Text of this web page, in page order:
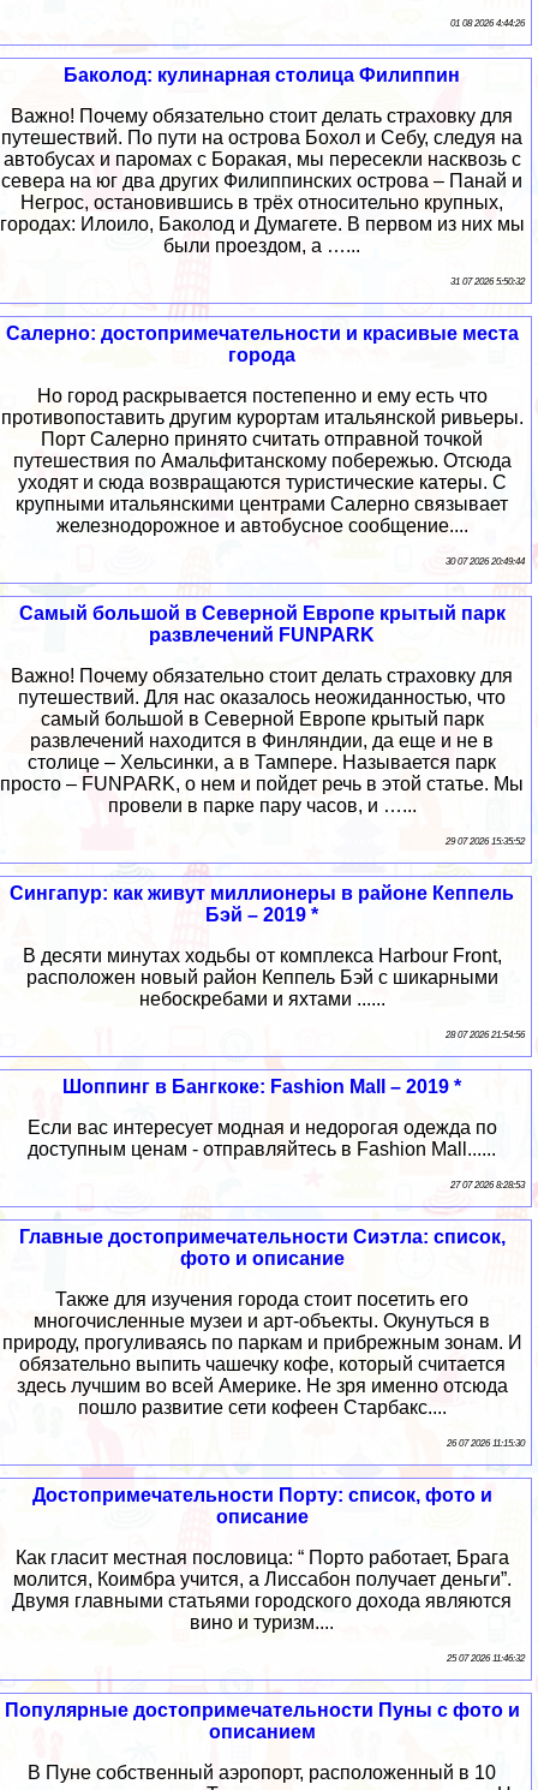
01 08 2026 4:44:26
Баколод: кулинарная столица Филиппин
Важно! Почему обязательно стоит делать страховку для
путешествий. По пути на острова Бохол и Себу, следуя на
автобусах и паромах с Боракая, мы пересекли насквозь с
севера на юг два других Филиппинских острова – Панай и
Негрос, остановившись в трёх относительно крупных,
городах: Илоило, Баколод и Думагете. В первом из них мы
были проездом, а …...
31 07 2026 5:50:32
Салерно: достопримечательности и красивые места
города
Но город раскрывается постепенно и ему есть что
противопоставить другим курортам итальянской ривьеры.
Порт Салерно принято считать отправной точкой
путешествия по Амальфитанскому побережью. Отсюда
уходят и сюда возвращаются туристические катеры. С
крупными итальянскими центрами Салерно связывает
железнодорожное и автобусное сообщение....
30 07 2026 20:49:44
Самый большой в Северной Европе крытый парк
развлечений FUNPARK
Важно! Почему обязательно стоит делать страховку для
путешествий. Для нас оказалось неожиданностью, что
самый большой в Северной Европе крытый парк
развлечений находится в Финляндии, да еще и не в
столице – Хельсинки, а в Тампере. Называется парк
просто – FUNPARK, о нем и пойдет речь в этой статье. Мы
провели в парке пару часов, и …...
29 07 2026 15:35:52
Сингапур: как живут миллионеры в районе Кеппель
Бэй – 2019 *
В десяти минутах ходьбы от комплекса Harbour Front,
расположен новый район Кеппель Бэй с шикарными
небоскребами и яхтами ......
28 07 2026 21:54:56
Шоппинг в Бангкоке: Fashion Mall – 2019 *
Если вас интересует модная и недорогая одежда по
доступным ценам - отправляйтесь в Fashion Mall......
27 07 2026 8:28:53
Главные достопримечательности Сиэтла: список,
фото и описание
Также для изучения города стоит посетить его
многочисленные музеи и арт-объекты. Окунуться в
природу, прогуливаясь по паркам и прибрежным зонам. И
обязательно выпить чашечку кофе, который считается
здесь лучшим во всей Америке. Не зря именно отсюда
пошло развитие сети кофеен Старбакс....
26 07 2026 11:15:30
Достопримечательности Порту: список, фото и
описание
Как гласит местная пословица: “ Порто работает, Брага
молится, Коимбра учится, а Лиссабон получает деньги”.
Двумя главными статьями городского дохода являются
вино и туризм....
25 07 2026 11:46:32
Популярные достопримечательности Пуны с фото и
описанием
В Пуне собственный аэропорт, расположенный в 10